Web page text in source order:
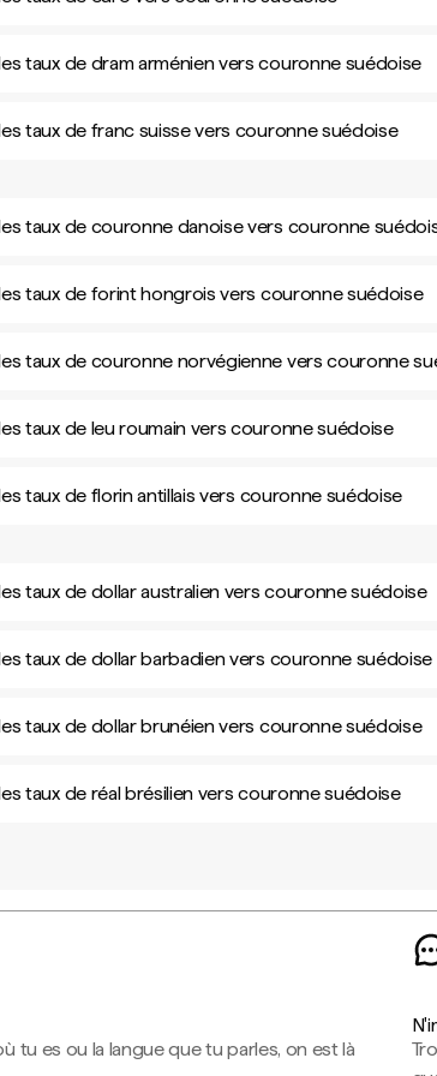
taux de dram arménien vers couronne suédoise
taux de franc suisse vers couronne suédoise
taux de couronne danoise vers couronne
taux de forint hongrois vers couronne suédoise
taux de couronne norvégienne vers couronne
taux de leu roumain vers couronne suédoise
taux de florin antillais vers couronne suédoise
taux de dollar australien vers couronne suédoise
taux de dollar barbadien vers couronne suédoise
taux de dollar brunéien vers couronne suédoise
taux de réal brésilien vers couronne suédoise
tu es ou la langue que tu parles, on est là